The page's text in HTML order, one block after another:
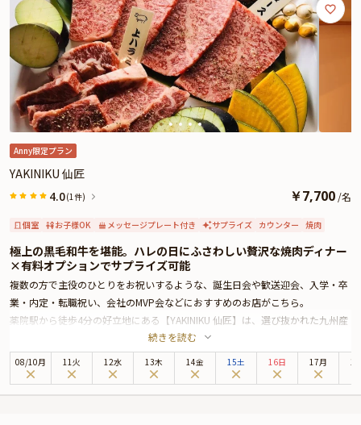
もセットです。
さらに本プランでは、有料オプションで、サプライズにぴったりな花束・ギフ
ト・カスタマイズ可能なメッセージカードなどをお付けすることが出来ます。
詳しくは本ページ中段の「お祝いアイテム」の欄で、ご選択頂けます。
美味しさと上質な空間、そして心のこもったおもてなしがそろう【YAKINIKU
仙匠】で、大切な人と特別なディナーをお楽しみください。
※令和8年熊本地震の影響により、当面の間、九州地方宛のお祝いアイテム配
送に遅延が発生する可能性がございます。
そのため、お客様への確実なお届けを優先し、一時的にプランページ上でのお
祝いアイテムの掲載を休止しております。
Anny限定プラン
YAKINIKU 仙匠
4.0(1件) ￥7,700 /名
個室 お子様OK メッセージプレート付き サプライズ カウンター 焼肉
極上の黒毛和牛を堪能。ハレの日にふさわしい贅沢な焼肉ディナー
×有料オプションでサプライズ可能
複数の方で主役のひとりをお祝いするような、誕生日会や歓送迎会、入学・卒
業・内定・転職祝い、会社のMVP会などにおすすめのお店がこちら。
薬院駅から徒歩4分の好立地にある【YAKINIKU 仙匠】は、選び抜かれた九州産
の黒毛和牛を楽しめる本格焼肉店。スタイリッシュな空間とロースターの温か
みが調和した店内は、特別な夜にぴったりの雰囲気を演出します。
なかでも「白金贅沢コース」は、お祝いの夜を彩るにふさわしい極上の焼肉コ
続きを読む
08/10月 11火 12水 13木 14金 15土 16日 17月